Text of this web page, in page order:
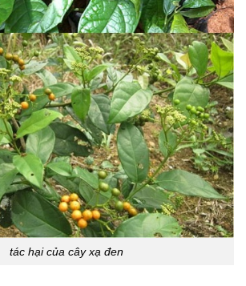
tác hại của cây xạ đen